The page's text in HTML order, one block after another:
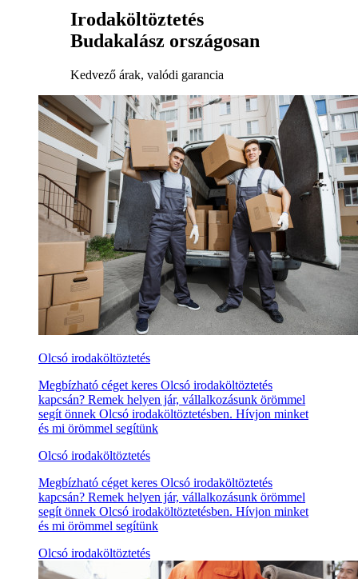
Irodaköltöztetés
Budakalász országosan
Kedvező árak, valódi garancia
Olcsó irodaköltöztetés
Megbízható céget keres Olcsó irodaköltöztetés
kapcsán? Remek helyen jár, vállalkozásunk örömmel
segít önnek Olcsó irodaköltöztetésben. Hívjon minket
és mi örömmel segítünk
Olcsó irodaköltöztetés
Megbízható céget keres Olcsó irodaköltöztetés
kapcsán? Remek helyen jár, vállalkozásunk örömmel
segít önnek Olcsó irodaköltöztetésben. Hívjon minket
és mi örömmel segítünk
Olcsó irodaköltöztetés